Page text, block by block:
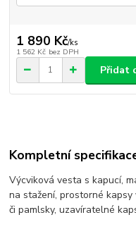
1 890 Kč/ks
1 562 Kč bez DPH
Přidat
Kompletní
Výcviková vesta s kapucí,
na stažení, prostorné
či pamlsky, uzavíratelné